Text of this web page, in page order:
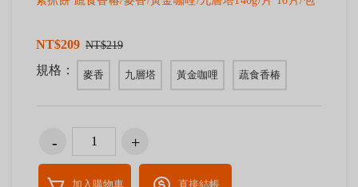
NT$209 NT$219
規格： 麥香 九層塔 黃金咖哩 蔬食香椿
加入購物車 直接結帳